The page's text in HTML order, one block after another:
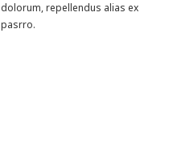
dolorum, repellendus alias ex
pasrro.